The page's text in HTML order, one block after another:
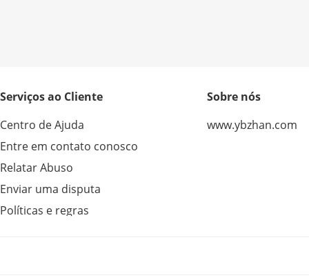
Serviços ao Cliente
Centro de Ajuda
Entre em contato conosco
Relatar Abuso
Enviar uma disputa
Políticas e regras
Sobre nós
www.ybzhan.com